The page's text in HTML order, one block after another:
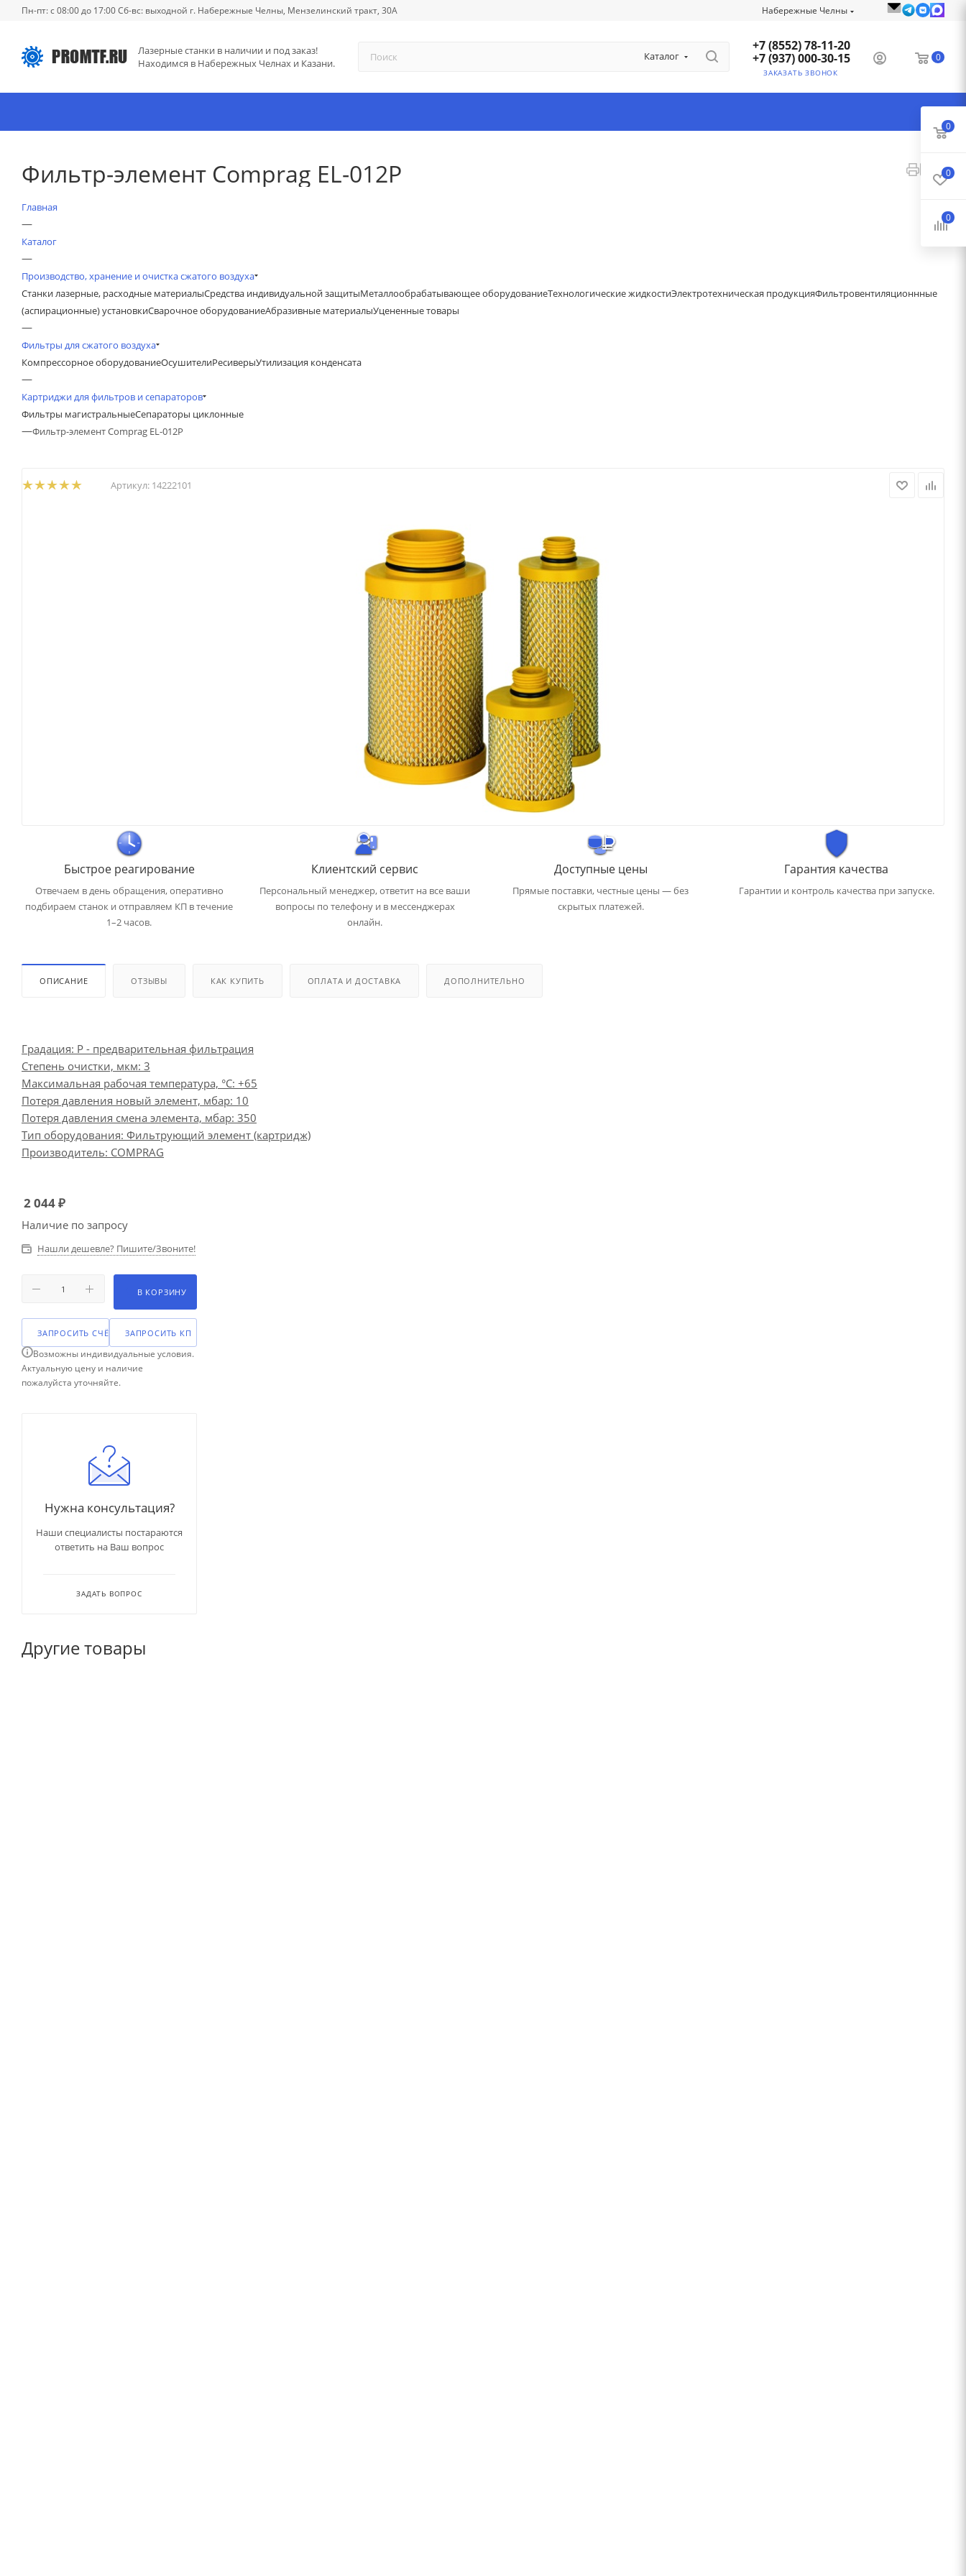
Пн-пт: с 08:00 до 17:00 Сб-вс: выходной г. Набережные Челны, Мензелинский тракт, 30А Набережные Челны
Лазерные станки в наличии и под заказ!
Находимся в Набережных Челнах и Казани.
Каталог
+7 (8552) 78-11-20
+7 (937) 000-30-15
ЗАКАЗАТЬ ЗВОНОК
0
Фильтр-элемент Comprag EL-012P
Главная
—
Каталог
—
Производство, хранение и очистка сжатого воздуха
Станки лазерные, расходные материалыСредства индивидуальной защитыМеталлообрабатывающее оборудованиеТехнологические жидкостиЭлектротехническая продукцияФильтровентиляционнные
(аспирационные) установкиСварочное оборудованиеАбразивные материалыУцененные товары
—
Фильтры для сжатого воздуха
Компрессорное оборудованиеОсушителиРесиверыУтилизация конденсата
—
Картриджи для фильтров и сепараторов
Фильтры магистральныеСепараторы циклонные
—Фильтр-элемент Comprag EL-012P
Артикул: 14222101
Быстрое реагирование
Отвечаем в день обращения, оперативно
подбираем станок и отправляем КП в течение
1–2 часов.
Клиентский сервис
Персональный менеджер, ответит на все ваши
вопросы по телефону и в мессенджерах
онлайн.
Доступные цены
Прямые поставки, честные цены — без
скрытых платежей.
Гарантия качества
Гарантии и контроль качества при запуске.
ОПИСАНИЕ ОТЗЫВЫ КАК КУПИТЬ ОПЛАТА И ДОСТАВКА ДОПОЛНИТЕЛЬНО
Градация: P - предварительная фильтрация
Степень очистки, мкм: 3
Максимальная рабочая температура, °С: +65
Потеря давления новый элемент, мбар: 10
Потеря давления смена элемента, мбар: 350
Тип оборудования: Фильтрующий элемент (картридж)
Производитель: COMPRAG
2 044₽
Наличие по запросу
Нашли дешевле? Пишите/Звоните!
В КОРЗИНУ
ЗАПРОСИТЬ СЧЁТ ЗАПРОСИТЬ КП
Возможны индивидуальные условия.
Актуальную цену и наличие
пожалуйста уточняйте.
Нужна консультация?
Наши специалисты постараются
ответить на Ваш вопрос
ЗАДАТЬ ВОПРОС
Другие товары
0
0
0